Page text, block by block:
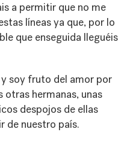
a permitir que no me
líneas ya que, por lo
que enseguida lleguéis
y soy fruto del amor por
otras hermanas, unas
despojos de ellas
de nuestro país.